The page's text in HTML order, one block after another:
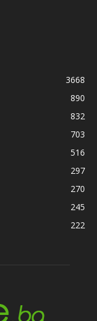
3668
890
832
703
516
297
270
245
222